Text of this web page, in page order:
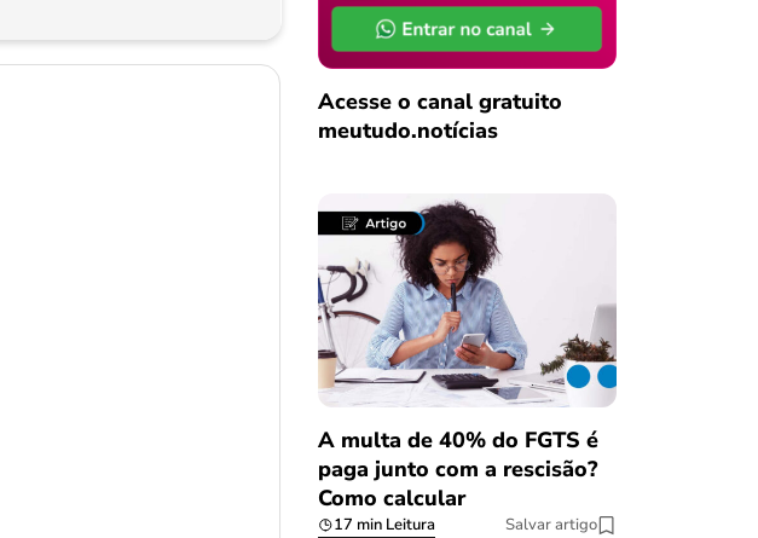
Acesse o canal gratuito
meutudo.notícias
A multa de 40% do FGTS é
paga junto com a rescisão?
Como calcular
17 min Leitura Salvar artigo